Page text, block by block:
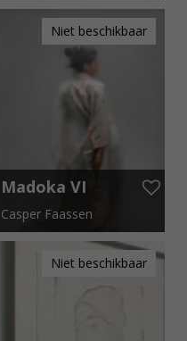
€ 134,55 p.m.
Niet beschikbaar
Madoka VI
Casper Faassen
150 cm x 180 cm
Niet beschikbaar